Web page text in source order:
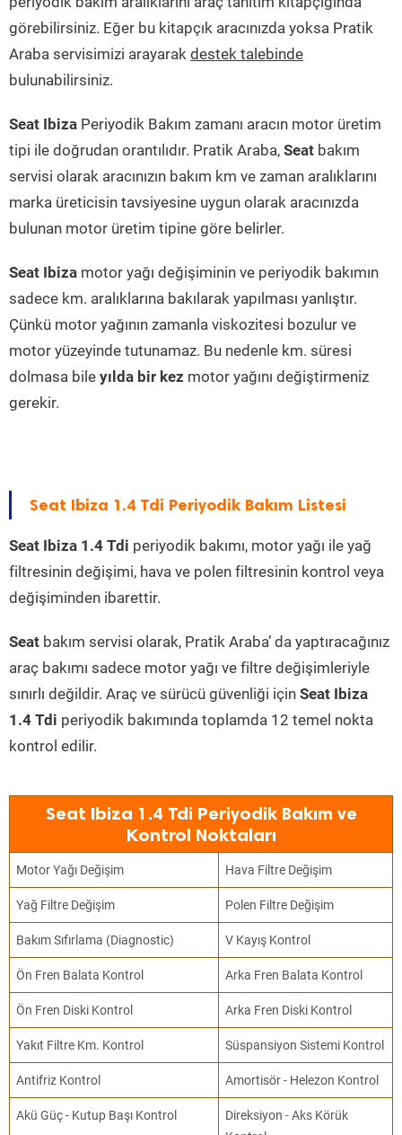
görebilirsiniz. Eğer bu kitapçık aracınızda yoksa Pratik
Araba servisimizi arayarak destek talebinde
bulunabilirsiniz.
Seat Ibiza Periyodik Bakım zamanı aracın motor üretim
tipi ile doğrudan orantılıdır. Pratik Araba, Seat bakım
servisi olarak aracınızın bakım km ve zaman aralıklarını
marka üreticisin tavsiyesine uygun olarak aracınızda
bulunan motor üretim tipine göre belirler.
Seat Ibiza motor yağı değişiminin ve periyodik bakımın
sadece km. aralıklarına bakılarak yapılması yanlıştır.
Çünkü motor yağının zamanla viskozitesi bozulur ve
motor yüzeyinde tutunamaz. Bu nedenle km. süresi
dolmasa bile yılda bir kez motor yağını değiştirmeniz
gerekir.
Seat Ibiza 1.4 Tdi Periyodik Bakım Listesi
Seat Ibiza 1.4 Tdi periyodik bakımı, motor yağı ile yağ
filtresinin değişimi, hava ve polen filtresinin kontrol veya
değişiminden ibarettir.
Seat bakım servisi olarak, Pratik Araba’ da yaptıracağınız
araç bakımı sadece motor yağı ve filtre değişimleriyle
sınırlı değildir. Araç ve sürücü güvenliği için Seat Ibiza
1.4 Tdi periyodik bakımında toplamda 12 temel nokta
kontrol edilir.
Seat Ibiza 1.4 Tdi Periyodik Bakım ve
Kontrol Noktaları
Motor Yağı Değişim Hava Filtre Değişim
Yağ Filtre Değişim Polen Filtre Değişim
Bakım Sıfırlama (Diagnostic) V Kayış Kontrol
Ön Fren Balata Kontrol Arka Fren Balata Kontrol
Ön Fren Diski Kontrol Arka Fren Diski Kontrol
Yakıt Filtre Km. Kontrol Süspansiyon Sistemi Kontrol
Antifriz Kontrol Amortisör - Helezon Kontrol
Akü Güç - Kutup Başı Kontrol
Direksiyon - Aks Körük